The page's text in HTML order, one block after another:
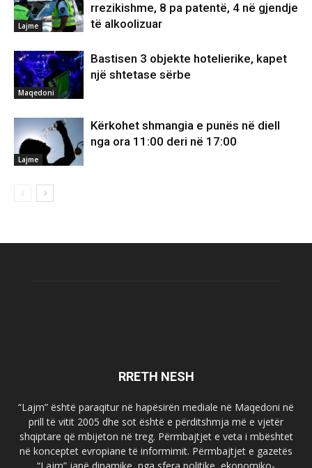
Lajme
rrezikishme, 8 pa patentë, 4 në gjendje
të alkoolizuar
Maqedoni
Bastisen 3 objekte hotelierike, kapet
një shtetase sërbe
Lajme
Kërkohet shmangia e punës në diell
nga ora 11:00 deri në 17:00
RRETH NESH
“Lajm” është paraqitur në hapësirën mediale në Maqedoni në
prill të vitit 2005 dhe sot është e përditshmja më e vjetër
shqiptare që mbijeton në treg. Përmbajtjet e veta i mbështet
në konceptet evropiane të informimit. Përmbajtjet e gazetës